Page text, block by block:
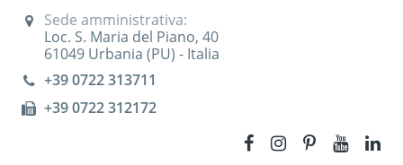
Sede amministrativa:
Loc. S. Maria del Piano, 40
61049 Urbania (PU) - Italia
+39 0722 313711
+39 0722 312172